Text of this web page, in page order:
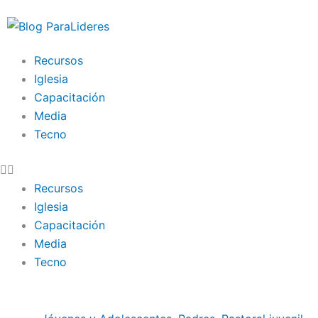
al
Recursos
Iglesia
Capacitación
Media
Tecno
Recursos
Iglesia
Capacitación
Media
Tecno